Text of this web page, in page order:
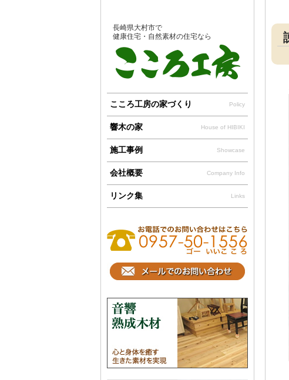
長崎県大村市で
健康住宅・自然素材の住宅なら
こころ工房の家づくり Policy
響木の家 House of HIBIKI
施工事例 Showcase
会社概要 Company Info
リンク集 Links